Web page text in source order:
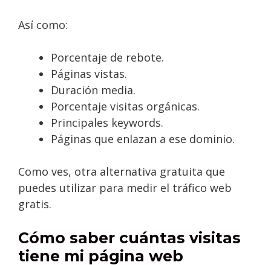
Así como:
Porcentaje de rebote.
Páginas vistas.
Duración media.
Porcentaje visitas orgánicas.
Principales keywords.
Páginas que enlazan a ese dominio.
Como ves, otra alternativa gratuita que
puedes utilizar para medir el tráfico web
gratis.
Cómo saber cuántas visitas
tiene mi página web